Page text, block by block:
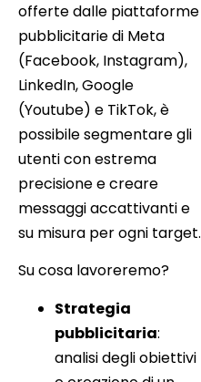
offerte dalle piattaforme
pubblicitarie di Meta
(Facebook, Instagram),
LinkedIn, Google
(Youtube) e TikTok, è
possibile segmentare gli
utenti con estrema
precisione e creare
messaggi accattivanti e
su misura per ogni target.
Su cosa lavoreremo?
Strategia
pubblicitaria:
analisi degli obiettivi